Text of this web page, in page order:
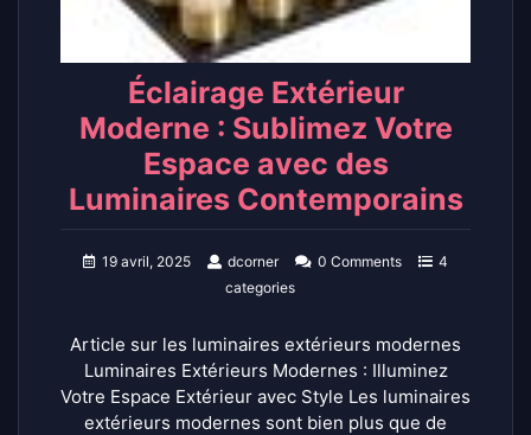
Éclairage Extérieur
Moderne : Sublimez Votre
Espace avec des
Luminaires Contemporains
19 avril, 2025 dcorner 0 Comments
4
categories
Article sur les luminaires extérieurs modernes
Luminaires Extérieurs Modernes : Illuminez
Votre Espace Extérieur avec Style Les luminaires
extérieurs modernes sont bien plus que de